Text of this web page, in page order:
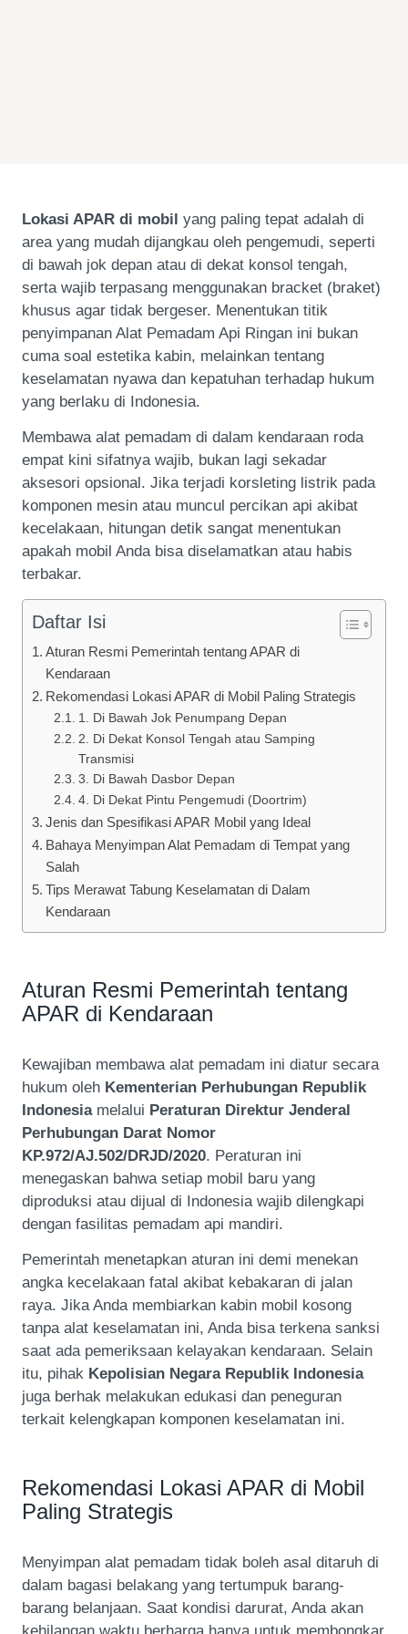
Lokasi APAR di mobil yang paling tepat adalah di
area yang mudah dijangkau oleh pengemudi, seperti
di bawah jok depan atau di dekat konsol tengah,
serta wajib terpasang menggunakan bracket (braket)
khusus agar tidak bergeser. Menentukan titik
penyimpanan Alat Pemadam Api Ringan ini bukan
cuma soal estetika kabin, melainkan tentang
keselamatan nyawa dan kepatuhan terhadap hukum
yang berlaku di Indonesia.
Membawa alat pemadam di dalam kendaraan roda
empat kini sifatnya wajib, bukan lagi sekadar
aksesori opsional. Jika terjadi korsleting listrik pada
komponen mesin atau muncul percikan api akibat
kecelakaan, hitungan detik sangat menentukan
apakah mobil Anda bisa diselamatkan atau habis
terbakar.
Daftar Isi
Aturan Resmi Pemerintah tentang APAR di
Kendaraan
Rekomendasi Lokasi APAR di Mobil Paling Strategis
1. Di Bawah Jok Penumpang Depan
2. Di Dekat Konsol Tengah atau Samping
Transmisi
3. Di Bawah Dasbor Depan
4. Di Dekat Pintu Pengemudi (Doortrim)
Jenis dan Spesifikasi APAR Mobil yang Ideal
Bahaya Menyimpan Alat Pemadam di Tempat yang
Salah
Tips Merawat Tabung Keselamatan di Dalam
Kendaraan
Aturan Resmi Pemerintah tentang
APAR di Kendaraan
Kewajiban membawa alat pemadam ini diatur secara
hukum oleh Kementerian Perhubungan Republik
Indonesiamelalui Peraturan Direktur Jenderal
Perhubungan Darat Nomor
KP.972/AJ.502/DRJD/2020. Peraturan ini
menegaskan bahwa setiap mobil baru yang
diproduksi atau dijual di Indonesia wajib dilengkapi
dengan fasilitas pemadam api mandiri.
Pemerintah menetapkan aturan ini demi menekan
angka kecelakaan fatal akibat kebakaran di jalan
raya. Jika Anda membiarkan kabin mobil kosong
tanpa alat keselamatan ini, Anda bisa terkena sanksi
saat ada pemeriksaan kelayakan kendaraan. Selain
itu, pihak Kepolisian Negara Republik Indonesia
juga berhak melakukan edukasi dan peneguran
terkait kelengkapan komponen keselamatan ini.
Rekomendasi Lokasi APAR di Mobil
Paling Strategis
Menyimpan alat pemadam tidak boleh asal ditaruh di
dalam bagasi belakang yang tertumpuk barang-
barang belanjaan. Saat kondisi darurat, Anda akan